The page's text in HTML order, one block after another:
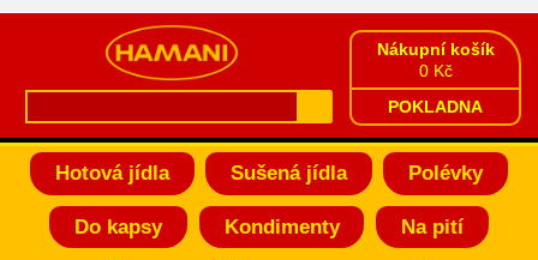
Nákupní košík
0 Kč
POKLADNA
Hotová jídla Sušená jídla Polévky
Do kapsy Kondimenty Na pití